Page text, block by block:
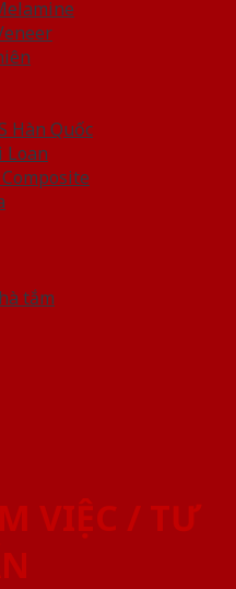
Hàn Quốc
Loan
tắm
VIỆC / TƯ